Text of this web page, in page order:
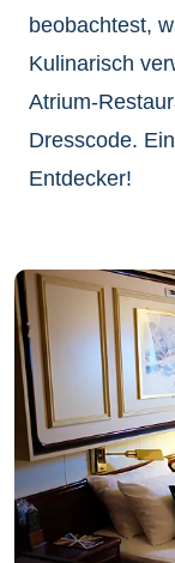
beobachtest,
Kulinarisch
Atrium-
Dresscode.
Entdecker!